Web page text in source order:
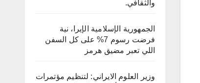
والثقافي.
الجمهورية الإسلامية الإيرا، نية
فرضت رسوم 7% على كل السفن
اللي تعبر مضيق هرمز
وزير العلوم الايراني: لتنظيم مؤتمرات